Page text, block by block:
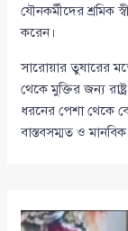
যৌনকর্মীদের শ্রমিক
করেন।
সারোয়ার তুষারের
থেকে মুক্তির জন্য
ধরনের পেশা থেকে
বাস্তবসম্মত ও মানবিক